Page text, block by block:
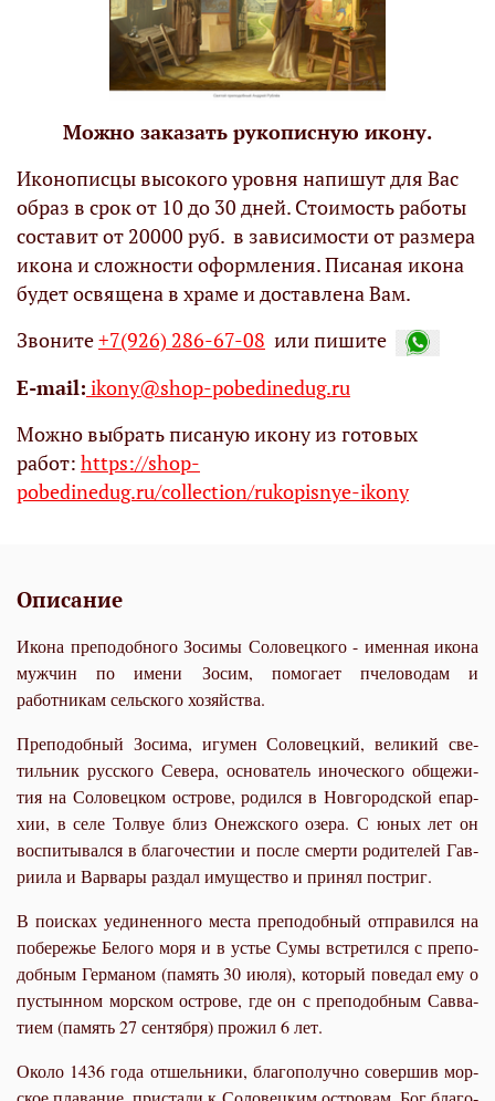
Можно заказать рукописную икону.
Иконописцы высокого уровня напишут для Вас
образ в срок от 10 до 30 дней. Стоимость работы
составит от 20000 руб. в зависимости от размера
икона и сложности оформления. Писаная икона
будет освящена в храме и доставлена Вам.
Звоните+7(926) 286-67-08 или пишите
Е-mail: ikony@shop-pobedinedug.ru
Можно выбрать писаную икону из готовых
работ: https://shop-
pobedinedug.ru/collection/rukopisnye-ikony
Описание
Икона преподобного Зосимы Соловецкого - именная икона
мужчин по имени Зосим, помогает пчеловодам и
работникам сельского хозяйства.
Пре­по­доб­ный Зо­си­ма, игу­мен Со­ло­вец­кий, ве­ли­кий све­
тиль­ник рус­ско­го Се­ве­ра, ос­но­ва­тель ино­че­ско­го об­ще­жи­
тия на Со­ло­вец­ком ост­ро­ве, ро­дил­ся в Нов­го­род­ской епар­
хии, в се­ле Тол­вуе близ Онеж­ско­го озе­ра. С юных лет он
вос­пи­ты­вал­ся в бла­го­че­стии и по­сле смер­ти ро­ди­те­лей Гав­
ри­и­ла и Вар­ва­ры раз­дал иму­ще­ство и при­нял по­стриг.
В по­ис­ках уеди­нен­но­го ме­ста пре­по­доб­ный от­пра­вил­ся на
по­бе­ре­жье Бе­ло­го мо­ря и в устье Су­мы встре­тил­ся с пре­по­
доб­ным Гер­ма­ном (па­мять 30 июля), ко­то­рый по­ве­дал ему о
пу­стын­ном мор­ском ост­ро­ве, где он с пре­по­доб­ным Сав­ва­
ти­ем (па­мять 27 сен­тяб­ря) про­жил 6 лет.
Око­ло 1436 го­да от­шель­ни­ки, бла­го­по­луч­но со­вер­шив мор­